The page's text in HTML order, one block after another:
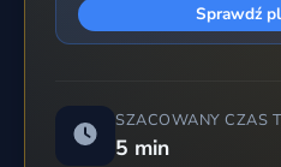
Sprawdź
SZACOWANY CZAS
5 min